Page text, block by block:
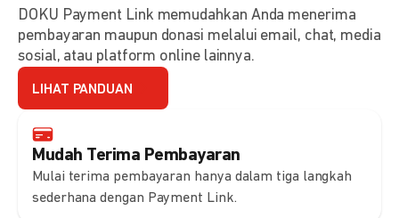
Mudah Terima Pembayaran
Mulai terima pembayaran hanya dalam tiga langkah
sederhana dengan Payment Link.
DOKU Payment Link memudahkan Anda menerima
pembayaran maupun donasi melalui email, chat, media
sosial, atau platform online lainnya.
LIHAT PANDUAN